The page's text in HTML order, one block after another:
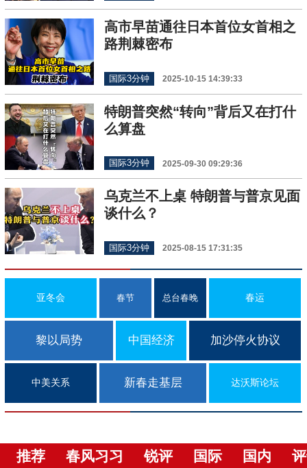
高市早苗通往日本首位女首相之
路荆棘密布
国际3分钟 2025-10-15 14:39:33
特朗普突然“转向”背后又在打什
么算盘
国际3分钟 2025-09-30 09:29:36
乌克兰不上桌 特朗普与普京见面
谈什么？
国际3分钟 2025-08-15 17:31:35
亚冬会 春节 总台春晚 春运
黎以局势 中国经济 加沙停火协议
中美关系 新春走基层 达沃斯论坛
推荐 春风习习 锐评 国际 国内